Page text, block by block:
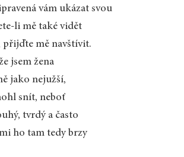
vám ukázat svou
li mě také vidět
přijďte mě navštívit.
jsem žena
jako nejužší,
snít, neboť
tvrdý a často
ho tam tedy brzy